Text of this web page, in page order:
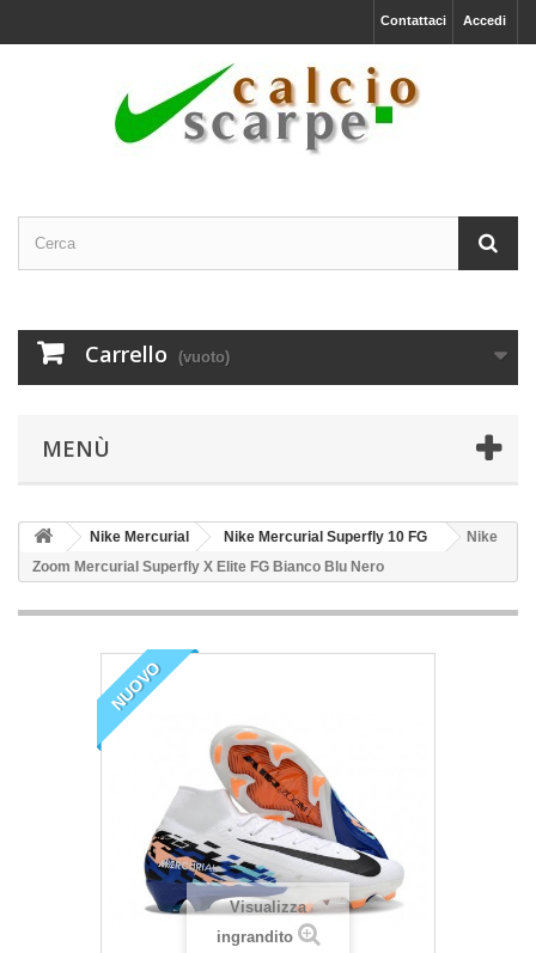
Accedi
Contattaci
Carrello (vuoto)
MENÙ
Nike Mercurial Nike Mercurial Superfly 10 FG
Nike
Zoom Mercurial Superfly X Elite FG Bianco Blu Nero
NUOVO
Visualizza
ingrandito